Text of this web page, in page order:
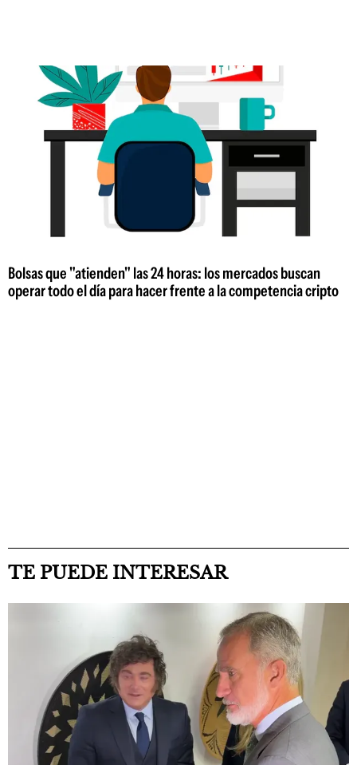
Bolsas que "atienden" las 24 horas: los mercados buscan
operar todo el día para hacer frente a la competencia cripto
TE PUEDE INTERESAR